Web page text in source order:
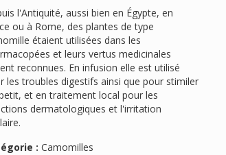
l'Antiquité, aussi bien en Égypte, en
ou à Rome, des plantes de type
étaient utilisées dans les
et leurs vertus medicinales
reconnues. En infusion elle est utilisé
les troubles digestifs ainsi que pour stimiler
et en traitement local pour les
dermatologiques et l'irritation
: Camomilles